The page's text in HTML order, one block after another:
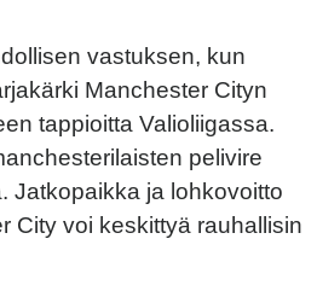
vastuksen, kun
Manchester Cityn
tappioitta Valioliigassa.
pelivire
Jatkopaikka ja lohkovoitto
City voi keskittyä rauhallisin